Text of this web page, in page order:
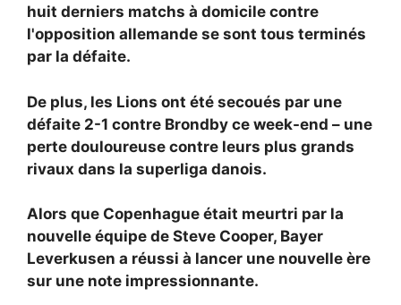
huit derniers matchs à domicile contre
l'opposition allemande se sont tous terminés
par la défaite.
De plus, les Lions ont été secoués par une
défaite 2-1 contre Brondby ce week-end – une
perte douloureuse contre leurs plus grands
rivaux dans la superliga danois.
Alors que Copenhague était meurtri par la
nouvelle équipe de Steve Cooper, Bayer
Leverkusen a réussi à lancer une nouvelle ère
sur une note impressionnante.